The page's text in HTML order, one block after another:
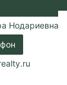
Нодариевна